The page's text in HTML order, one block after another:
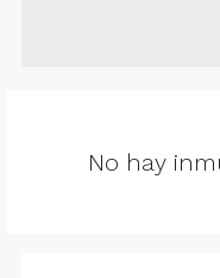
No hay